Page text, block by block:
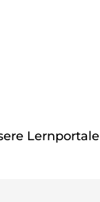
Lernportale